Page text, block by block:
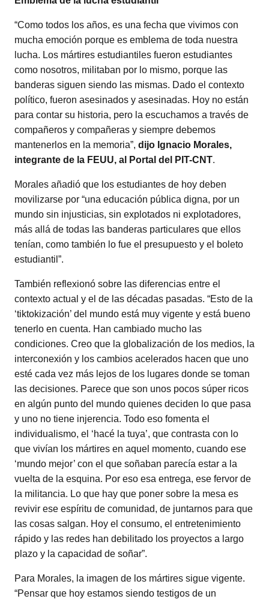
“Como todos los años, es una fecha que vivimos con
mucha emoción porque es emblema de toda nuestra
lucha. Los mártires estudiantiles fueron estudiantes
como nosotros, militaban por lo mismo, porque las
banderas siguen siendo las mismas. Dado el contexto
político, fueron asesinados y asesinadas. Hoy no están
para contar su historia, pero la escuchamos a través de
compañeros y compañeras y siempre debemos
mantenerlos en la memoria”, dijo Ignacio Morales,
integrante de la FEUU, al Portal del PIT-CNT.
Morales añadió que los estudiantes de hoy deben
movilizarse por “una educación pública digna, por un
mundo sin injusticias, sin explotados ni explotadores,
más allá de todas las banderas particulares que ellos
tenían, como también lo fue el presupuesto y el boleto
estudiantil”.
También reflexionó sobre las diferencias entre el
contexto actual y el de las décadas pasadas. “Esto de la
‘tiktokización’ del mundo está muy vigente y está bueno
tenerlo en cuenta. Han cambiado mucho las
condiciones. Creo que la globalización de los medios, la
interconexión y los cambios acelerados hacen que uno
esté cada vez más lejos de los lugares donde se toman
las decisiones. Parece que son unos pocos súper ricos
en algún punto del mundo quienes deciden lo que pasa
y uno no tiene injerencia. Todo eso fomenta el
individualismo, el ‘hacé la tuya’, que contrasta con lo
que vivían los mártires en aquel momento, cuando ese
‘mundo mejor’ con el que soñaban parecía estar a la
vuelta de la esquina. Por eso esa entrega, ese fervor de
la militancia. Lo que hay que poner sobre la mesa es
revivir ese espíritu de comunidad, de juntarnos para que
las cosas salgan. Hoy el consumo, el entretenimiento
rápido y las redes han debilitado los proyectos a largo
plazo y la capacidad de soñar”.
Para Morales, la imagen de los mártires sigue vigente.
“Pensar que hoy estamos siendo testigos de un